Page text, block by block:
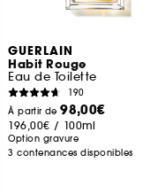
GUERLAIN
Habit Rouge
Eau de Toilette
190
À partir de98,00€
196,00€ / 100ml
Option gravure
3 contenances disponibles